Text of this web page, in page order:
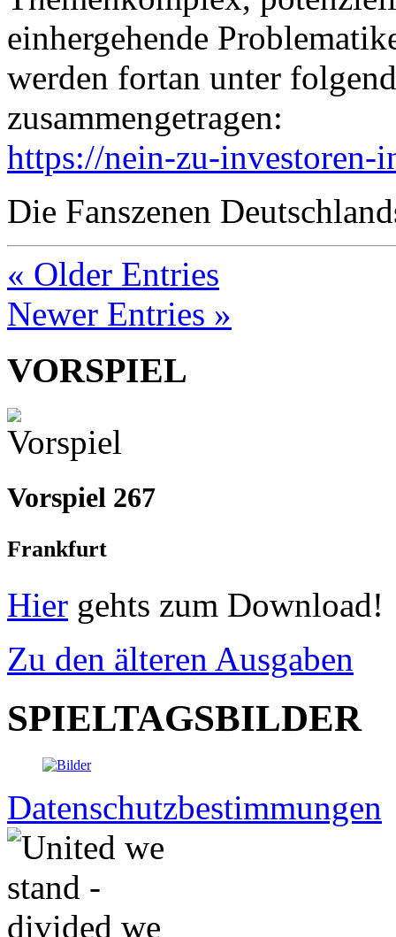
einhergehende
werden fortan unter
zusammengetragen:
https://nein-zu-investoren-
Die Fanszenen
« Older Entries
Newer Entries »
VORSPIEL
Vorspiel 267
Frankfurt
Hier gehts zum Download!
Zu den älteren Ausgaben
SPIELTAGSBILDER
Datenschutzbestimmungen